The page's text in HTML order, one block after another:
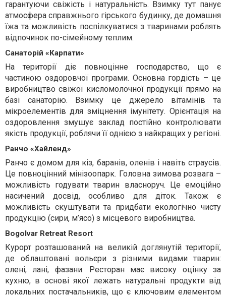
гарантуючи свіжість і натуральність. Взимку тут панує
атмосфера справжнього гірського будинку, де домашня
їжа та можливість поспілкуватися з тваринами роблять
відпочинок по-сімейному теплим.
Санаторій «Карпати»
На території діє повноцінне господарство, що є
частиною оздоровчої програми. Основна гордість – це
виробництво свіжої кисломолочної продукції прямо на
базі санаторію. Взимку це джерело вітамінів та
мікроелементів для зміцнення імунітету. Орієнтація на
оздоровлення змушує заклад постійно контролювати
якість продукції, роблячи її однією з найкращих у регіоні.
Ранчо «Хайленд»
Ранчо є домом для кіз, баранів, оленів і навіть страусів.
Це повноцінний мінізоопарк. Головна зимова розвага –
можливість годувати тварин власноруч. Це емоційно
насичений досвід, особливо для діток. Також є
можливість скуштувати та придбати екологічно чисту
продукцію (сири, м’ясо) з місцевого виробництва.
Bogolvar Retreat Resort
Курорт розташований на великій доглянутій території,
де облаштовані вольєри з різними видами тварин:
олені, лані, фазани. Ресторан має високу оцінку за
кухню, в основі якої лежать натуральні продукти від
локальних постачальників, що є ключовим елементом